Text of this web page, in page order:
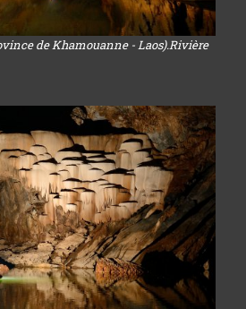
de Khamouanne - Laos).Rivière